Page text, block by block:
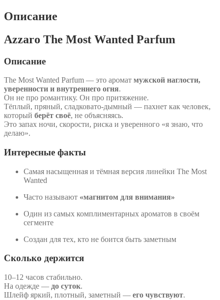
Описание
Azzaro The Most Wanted Parfum
Описание
The Most Wanted Parfum — это аромат мужской наглости,
уверенности и внутреннего огня.
Он не про романтику. Он про притяжение.
Тёплый, пряный, сладковато-дымный — пахнет как человек,
который берёт своё, не объясняясь.
Это запах ночи, скорости, риска и уверенного «я знаю, что
делаю».
Интересные факты
Самая насыщенная и тёмная версия линейки The Most
Wanted
Часто называют «магнитом для внимания»
Один из самых комплиментарных ароматов в своём
сегменте
Создан для тех, кто не боится быть заметным
Сколько держится
10–12 часов стабильно.
На одежде — до суток.
Шлейф яркий, плотный, заметный — его чувствуют.